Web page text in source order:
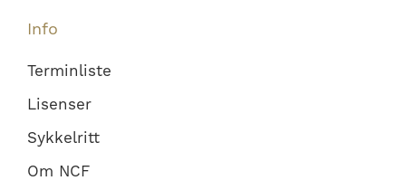
Info
Terminliste
Lisenser
Sykkelritt
Om NCF